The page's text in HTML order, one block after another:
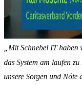
„Mit Schnebel IT
das System am laufen
unsere Sorgen und